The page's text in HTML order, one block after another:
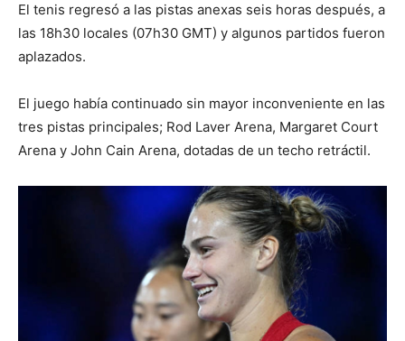
El tenis regresó a las pistas anexas seis horas después, a
las 18h30 locales (07h30 GMT) y algunos partidos fueron
aplazados.
El juego había continuado sin mayor inconveniente en las
tres pistas principales; Rod Laver Arena, Margaret Court
Arena y John Cain Arena, dotadas de un techo retráctil.